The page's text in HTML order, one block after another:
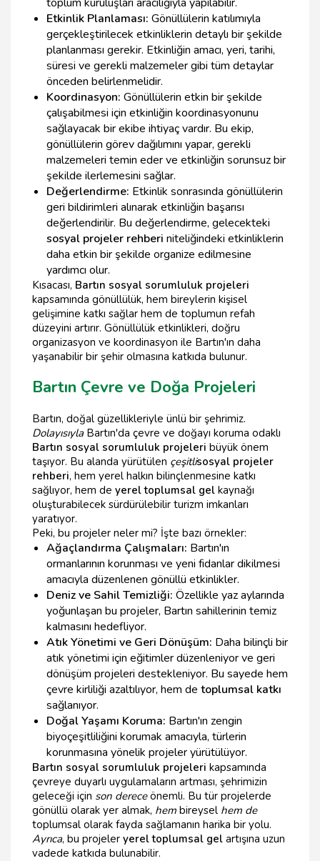
Etkinlik Planlaması: Gönüllülerin katılımıyla
gerçekleştirilecek etkinliklerin detaylı bir şekilde
planlanması gerekir. Etkinliğin amacı, yeri, tarihi,
süresi ve gerekli malzemeler gibi tüm detaylar
önceden belirlenmelidir.
Koordinasyon: Gönüllülerin etkin bir şekilde
çalışabilmesi için etkinliğin koordinasyonunu
sağlayacak bir ekibe ihtiyaç vardır. Bu ekip,
gönüllülerin görev dağılımını yapar, gerekli
malzemeleri temin eder ve etkinliğin sorunsuz bir
şekilde ilerlemesini sağlar.
Değerlendirme: Etkinlik sonrasında gönüllülerin
geri bildirimleri alınarak etkinliğin başarısı
değerlendirilir. Bu değerlendirme, gelecekteki
sosyal projeler rehberi niteliğindeki etkinliklerin
daha etkin bir şekilde organize edilmesine
yardımcı olur.
Kısacası, Bartın sosyal sorumluluk projeleri
kapsamında gönüllülük, hem bireylerin kişisel
gelişimine katkı sağlar hem de toplumun refah
düzeyini artırır. Gönüllülük etkinlikleri, doğru
organizasyon ve koordinasyon ile Bartın'ın daha
yaşanabilir bir şehir olmasına katkıda bulunur.
Bartın Çevre ve Doğa Projeleri
Bartın, doğal güzellikleriyle ünlü bir şehrimiz.
DolayısıylaBartın'da çevre ve doğayı koruma odaklı
Bartın sosyal sorumluluk projeleri büyük önem
taşıyor. Bu alanda yürütülen çeşitlisosyal projeler
rehberi, hem yerel halkın bilinçlenmesine katkı
sağlıyor, hem de yerel toplumsal gel kaynağı
oluşturabilecek sürdürülebilir turizm imkanları
yaratıyor.
Peki, bu projeler neler mi? İşte bazı örnekler:
Ağaçlandırma Çalışmaları: Bartın'ın
ormanlarının korunması ve yeni fidanlar dikilmesi
amacıyla düzenlenen gönüllü etkinlikler.
Deniz ve Sahil Temizliği: Özellikle yaz aylarında
yoğunlaşan bu projeler, Bartın sahillerinin temiz
kalmasını hedefliyor.
Atık Yönetimi ve Geri Dönüşüm: Daha bilinçli bir
atık yönetimi için eğitimler düzenleniyor ve geri
dönüşüm projeleri destekleniyor. Bu sayede hem
çevre kirliliği azaltılıyor, hem de toplumsal katkı
sağlanıyor.
Doğal Yaşamı Koruma: Bartın'ın zengin
biyoçeşitliliğini korumak amacıyla, türlerin
korunmasına yönelik projeler yürütülüyor.
Bartın sosyal sorumluluk projeleri kapsamında
çevreye duyarlı uygulamaların artması, şehrimizin
geleceği için son dereceönemli. Bu tür projelerde
gönüllü olarak yer almak, hem bireysel hem de
toplumsal olarak fayda sağlamanın harika bir yolu.
Ayrıca, bu projeler yerel toplumsal gel artışına uzun
vadede katkıda bulunabilir.